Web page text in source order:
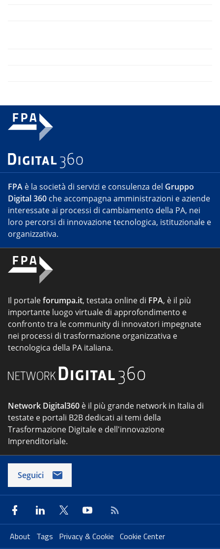
FPA è la società di servizi e consulenza del Gruppo
Digital 360 che accompagna amministrazioni e aziende
interessate ai processi di cambiamento della PA, nei
loro percorsi di innovazione tecnologica, istituzionale e
organizzativa.
Il portaleforumpa.it, testata online di FPA, è il più
importante luogo virtuale di approfondimento e
confronto tra le community di innovatori impegnate
nei processi di trasformazione organizzativa e
tecnologica della PA italiana.
Network Digital360 è il più grande network in Italia di
testate e portali B2B dedicati ai temi della
Trasformazione Digitale e dell'innovazione
Imprenditoriale.
Seguici
About Tags Privacy & Cookie Cookie Center